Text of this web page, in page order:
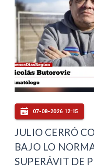
07-08-2026 12:15
JULIO CERRÓ
BAJO LO
SUPERÁVIT DE